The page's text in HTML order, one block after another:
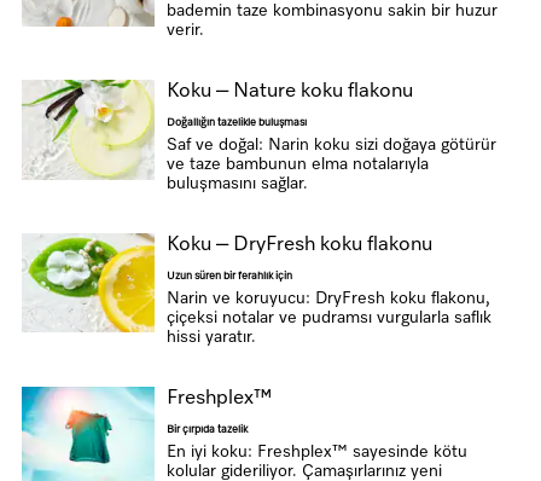
bademin taze kombinasyonu sakin bir huzur
verir.
Koku – Nature koku flakonu
Doğallığın tazelikle buluşması
Saf ve doğal: Narin koku sizi doğaya götürür
ve taze bambunun elma notalarıyla
buluşmasını sağlar.
Koku – DryFresh koku flakonu
Uzun süren bir ferahlık için
Narin ve koruyucu: DryFresh koku flakonu,
çiçeksi notalar ve pudramsı vurgularla saflık
hissi yaratır.
Freshplex™
Bir çırpıda tazelik
En iyi koku: Freshplex™ sayesinde kötu
kolular gideriliyor. Çamaşırlarınız yeni